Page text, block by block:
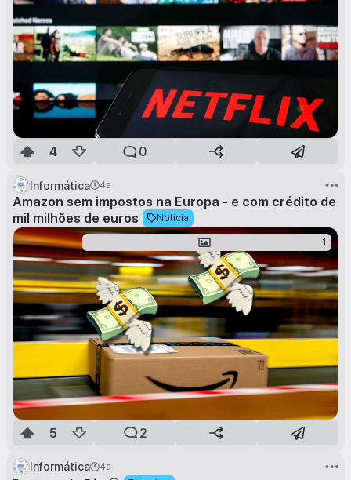
4 0
Informática 4a
Amazon sem impostos na Europa - e com crédito de
mil milhões de euros
Notícia
1
5 2
Informática 4a